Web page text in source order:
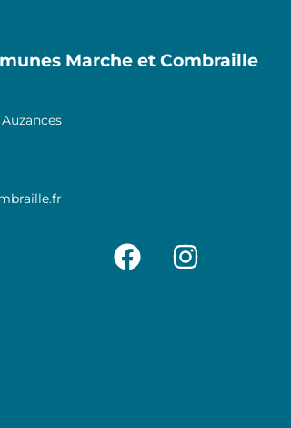
Marche et Combraille